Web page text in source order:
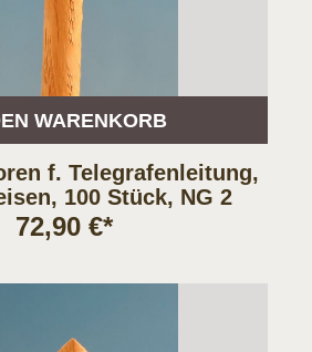
WARENKORB
f. Telegrafenleitung,
100 Stück, NG 2
72,90 €*